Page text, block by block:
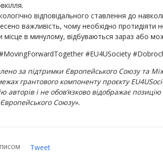
відповідального ставлення до
важливість, чому необхідно протидіяти
місце в минулому, відбуваються зараз або
#EU4USociety
за підтримки Європейського Союзу та
грантового компоненту проєкту
авторів і не обов’язково відображає
Союзу».
Tweet